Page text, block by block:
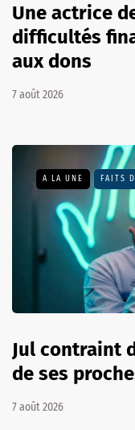
Une actrice
difficultés
aux dons
7 août 2026
A LA UNE FAITS
Jul contraint
de ses
7 août 2026